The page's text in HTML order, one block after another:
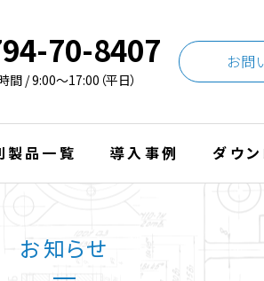
70-8407
間 / 9:00〜17:00（平日）
お問
製品一覧 導入事例 ダウ
お知らせ